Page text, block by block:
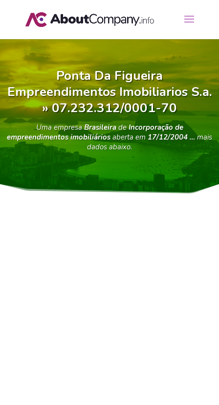
Ponta Da Figueira
Empreendimentos Imobiliarios S.a.
» 07.232.312/0001-70
Uma empresaBrasileiradeIncorporação de
empreendimentos imobiliáriosaberta em 17/12/2004 …mais
dados abaixo.